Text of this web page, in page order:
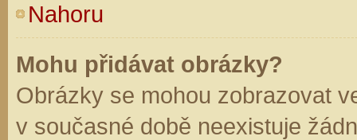
Nahoru
Mohu přidávat obrázky?
Obrázky se mohou zobrazovat
v současné době neexistuje